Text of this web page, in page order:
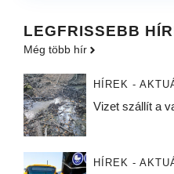
LEGFRISSEBB
Még több hír
HÍREK -
Vizet szállít a
HÍREK -